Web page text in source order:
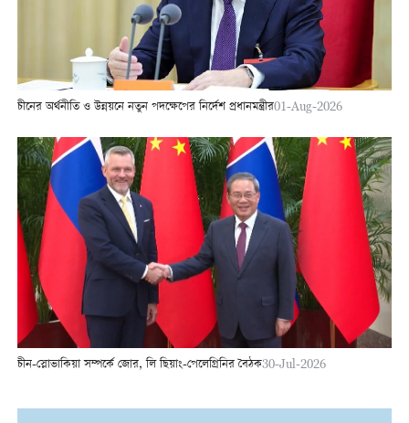
চীনের অর্থনীতি ও উন্নয়নে নতুন পদক্ষেপের নির্দেশ প্রধানমন্ত্রীর01-Aug-2026
চীন-স্লোভাকিয়া সম্পর্কে জোর, লি ছিয়াং-পেলেগ্রিনির বৈঠক30-Jul-2026